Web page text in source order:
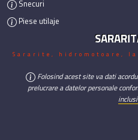
Snecuri
Piese utilaje
Sararite, hidromotoare,
Folosind acest site va dati
prelucrare a datelor personale